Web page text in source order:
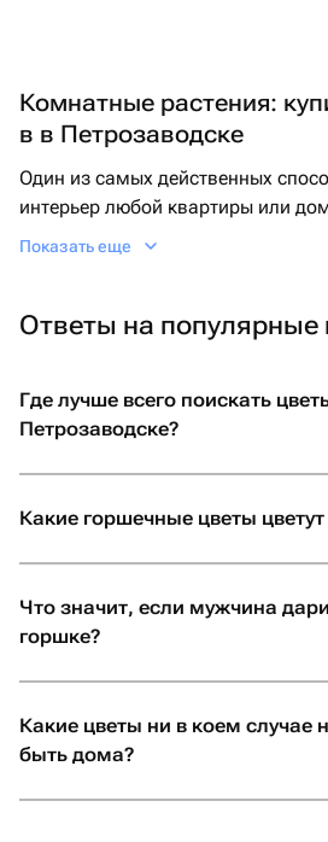
Комнатные растения:
в в Петрозаводске
Один из самых действенных
интерьер любой квартиры или
цветы. Купить подходящие
Читайте статью, чтобы принять
Комнатные растения в
хитовые виды
Первое, что надо понять, прежде
цветок в горшке, это рассчитать
суккуленты и кактусы;
драцены;
толстянки;
фикусы;
декоративные пальмы, такие
Показать еще
Ответы на популярные
Где лучше всего поискать
Петрозаводске?
Какие горшечные цветы цветут
Что значит, если мужчина
горшке?
Какие цветы ни в коем случае
быть дома?